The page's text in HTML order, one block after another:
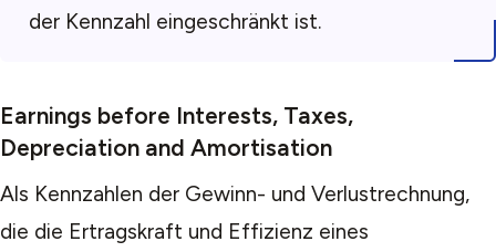
der Kennzahl eingeschränkt ist.
Earnings before Interests, Taxes,
Depreciation and Amortisation
Als Kennzahlen der Gewinn- und Verlustrechnung,
die die Ertragskraft und Effizienz eines